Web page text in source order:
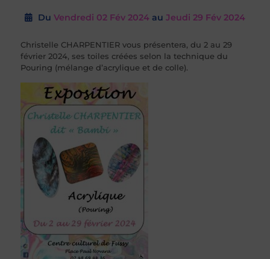
Du Vendredi 02 Fév 2024 au Jeudi 29 Fév 2024
Christelle CHARPENTIER vous présentera, du 2 au 29
février 2024, ses toiles créées selon la technique du
Pouring (mélange d’acrylique et de colle).